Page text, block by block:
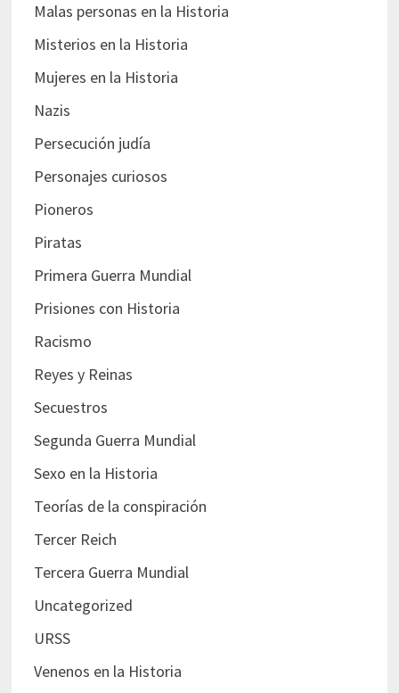
Malas personas en la Historia
Misterios en la Historia
Mujeres en la Historia
Nazis
Persecución judía
Personajes curiosos
Pioneros
Piratas
Primera Guerra Mundial
Prisiones con Historia
Racismo
Reyes y Reinas
Secuestros
Segunda Guerra Mundial
Sexo en la Historia
Teorías de la conspiración
Tercer Reich
Tercera Guerra Mundial
Uncategorized
URSS
Venenos en la Historia